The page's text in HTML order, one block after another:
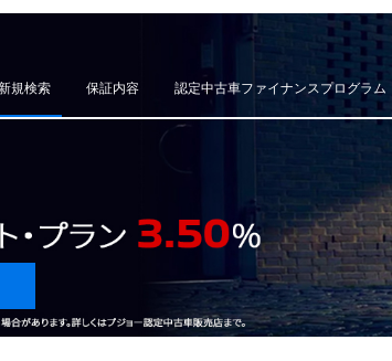
規検索 保証内容 認定中古車ファイナンスプログラム